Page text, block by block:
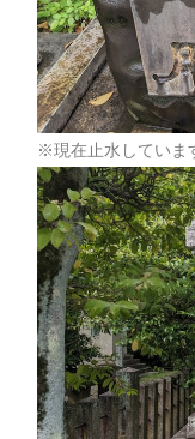
※現在止水していま